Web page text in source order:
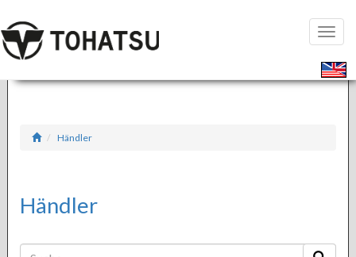
öffnen
Händler
Händler